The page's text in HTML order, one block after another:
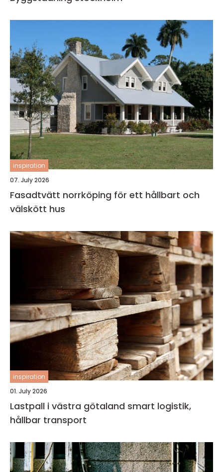
inspiration
07. July 2026
Fasadtvätt norrköping för ett hållbart och
välskött hus
inspiration
01. July 2026
Lastpall i västra götaland smart logistik,
hållbar transport